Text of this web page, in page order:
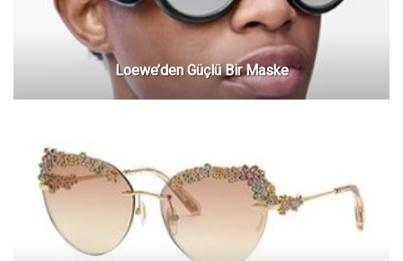
Loewe’den Güçlü Bir Maske